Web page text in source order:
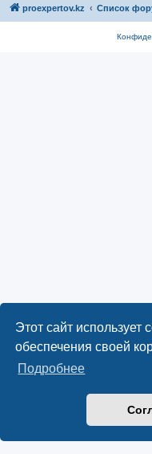
Этот сайт использует
обеспечения своей
Подробнее
proexpertov.kz Список